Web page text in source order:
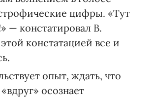
цифры. «Тут
— констатировал В.
констатацией все и
опыт, ждать, что
осознает